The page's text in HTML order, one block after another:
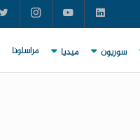
سوريون ميديا مراسلونا